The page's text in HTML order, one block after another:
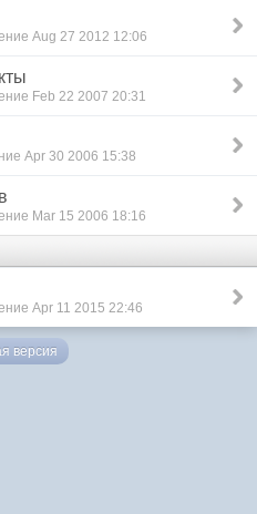
Aug 27 2012 12:06
Feb 22 2007 20:31
Apr 30 2006 15:38
Mar 15 2006 18:16
Apr 11 2015 22:46
версия